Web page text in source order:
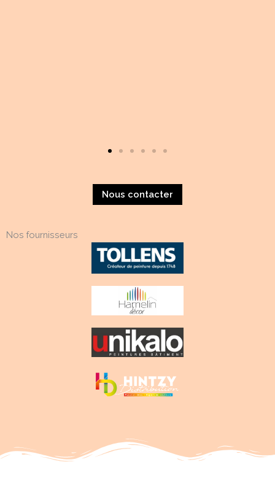
Nous contacter
Nos fournisseurs